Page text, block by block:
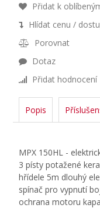
Přidat k
Hlídat cenu /
Porovnat
Dotaz
Přidat hodnocení
Popis
MPX 150HL -
3 písty potažené
hřídele 5m dlouhý
spínač pro vypnutí
ochrana motoru